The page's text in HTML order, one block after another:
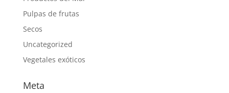
Pulpas de frutas
Secos
Uncategorized
Vegetales exóticos
Meta